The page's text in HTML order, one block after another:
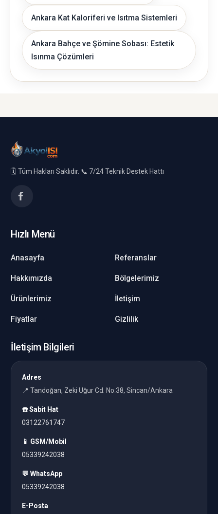
Ankara Kat Kaloriferi ve Isıtma Sistemleri
Ankara Bahçe ve Şömine Sobası: Estetik
Isınma Çözümleri
🗓️ Tüm Hakları Saklıdır. 📞 7/24 Teknik Destek Hattı
Hızlı Menü
Anasayfa
Hakkımızda
Ürünlerimiz
Fiyatlar
Referanslar
Bölgelerimiz
İletişim
Gizlilik
İletişim Bilgileri
Adres
📍 Tandoğan, Zeki Uğur Cd. No:38, Sincan/Ankara
☎️ Sabit Hat
03122761747
📱 GSM/Mobil
05339242038
💬 WhatsApp
05339242038
E-Posta